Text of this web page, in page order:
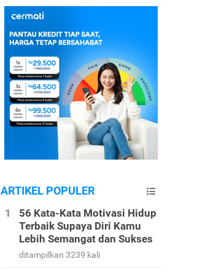
ARTIKEL POPULER
56 Kata-Kata Motivasi Hidup
Terbaik Supaya Diri Kamu
Lebih Semangat dan Sukses
ditampilkan 3239 kali